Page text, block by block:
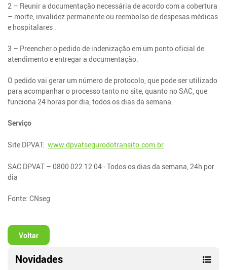
2 – Reunir a documentação necessária de acordo com a cobertura
– morte, invalidez permanente ou reembolso de despesas médicas
e hospitalares .
3 – Preencher o pedido de indenização em um ponto oficial de
atendimento e entregar a documentação.
O pedido vai gerar um número de protocolo, que pode ser utilizado
para acompanhar o processo tanto no site, quanto no SAC, que
funciona 24 horas por dia, todos os dias da semana.
Serviço
Site DPVAT:www.dpvatsegurodotransito.com.br
SAC DPVAT – 0800 022 12 04 - Todos os dias da semana, 24h por
dia
Fonte: CNseg
Voltar
Novidades